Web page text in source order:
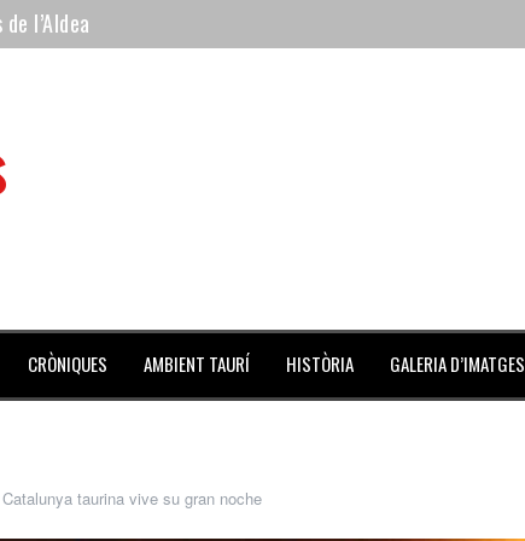
l’Aldea
premiado como el novillo más bravo en San Adrián
CRÒNIQUES AMBIENT TAURÍ HISTÒRIA GALERIA D’IMATGES
taurina vive su gran noche